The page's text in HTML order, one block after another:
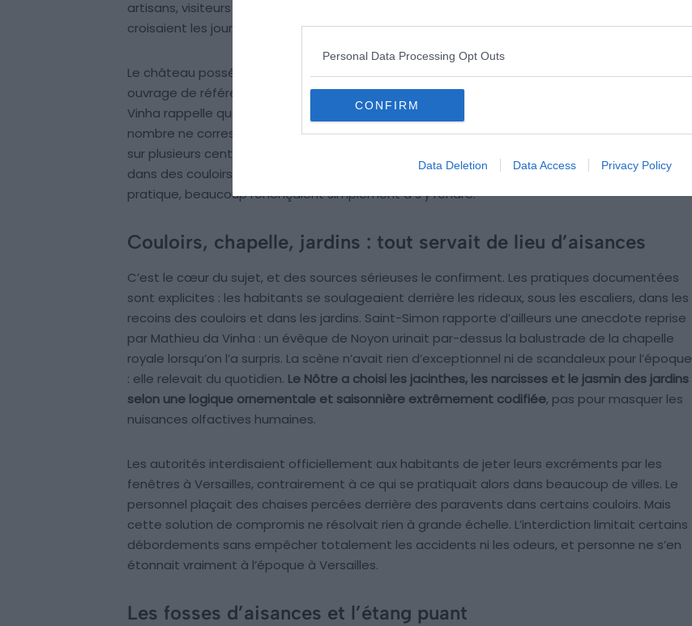
Personal Data Processing Opt Outs
CONFIRM
Data Deletion Data Access Privacy Policy
artisans, visiteurs et parfois même marchands ou mendiants infiltrés dans la foule s’y
croisaient les jours de fête.
Le château possédait bien des latrines, comme le montrent les plans d’époque. Dans son
ouvrage de référence
Vivre à la cour de Versailles en 100 questions
Vinha rappelle que le château disposait réellement d’installations sanitaires. Mais leur
nombre ne correspondait absolument pas à l’affluence quotidienne. Le château s’étendait
sur plusieurs centaines de mètres, et certains résidents devaient marcher plusieurs minutes
dans des couloirs bondés pour atteindre une latrine depuis leurs appartements. Dans la
pratique, beaucoup renonçaient simplement à s’y rendre.
Couloirs, chapelle, jardins : tout servait de lieu d’aisances
C’est le cœur du sujet, et des sources sérieuses le confirment. Les pratiques documentées
sont explicites : les habitants se soulageaient derrière les rideaux, sous les escaliers, dans les
recoins des couloirs et dans les jardins. Saint-Simon rapporte d’ailleurs une anecdote reprise
par Mathieu da Vinha : un évêque de Noyon urinait par-dessus la balustrade de la chapelle
royale lorsqu’on l’a surpris. La scène n’avait rien d’exceptionnel ni de scandaleux pour l’époque
: elle relevait du quotidien. Le Nôtre a choisi les jacinthes, les narcisses et le jasmin des jardins
selon une logique ornementale et saisonnière extrêmement codifiée, pas pour masquer les
nuisances olfactives humaines.
Les autorités interdisaient officiellement aux habitants de jeter leurs excréments par les
fenêtres à Versailles, contrairement à ce qui se pratiquait alors dans beaucoup de villes. Le
personnel plaçait des chaises percées derrière des paravents dans certains couloirs. Mais
cette solution de compromis ne résolvait rien à grande échelle. L’interdiction limitait certains
débordements sans empêcher totalement les accidents ni les odeurs, et personne ne s’en
étonnait vraiment à l’époque à Versailles.
Les fosses d’aisances et l’étang puant